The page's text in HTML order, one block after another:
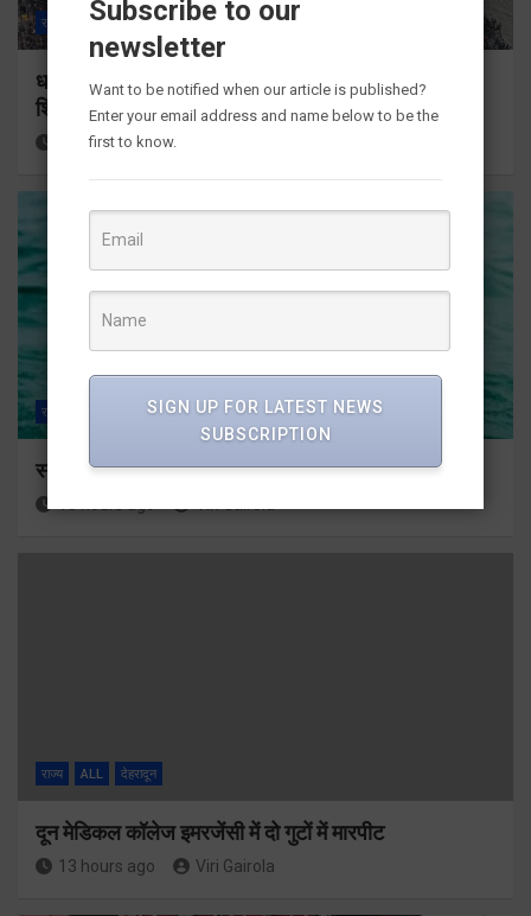
राज्य ALL हरिद्वार
धर्मनगरी हुई शिवभक्तों से गुलजार, जहां तक नजर डालों
शिवभक्त ही शिवभक्त
13 hours ago
राज्य हरिद्वार
स्नान के दौरान कांवडिया तेज बहाव की चपेट में आकर बहा
13 hours ago Viri Gairola
राज्य ALL देहरादून
दून मेडिकल कॉलेज इमरजेंसी में दो गुटों में मारपीट
13 hours ago Viri Gairola
Subscribe to our
newsletter
Want to be notified when our article is published?
Enter your email address and name below to be the
first to know.
SIGN UP FOR LATEST NEWS
SUBSCRIPTION